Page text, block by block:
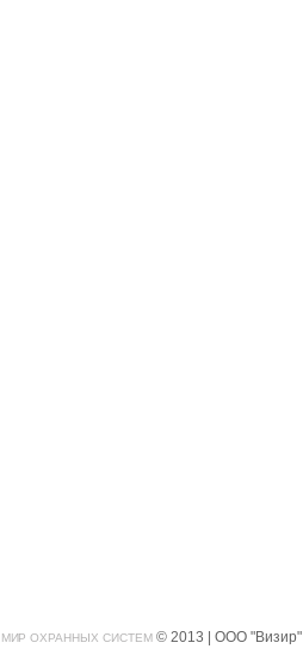
МИР ОХРАННЫХ СИСТЕМ © 2013 | ООО "Визир"